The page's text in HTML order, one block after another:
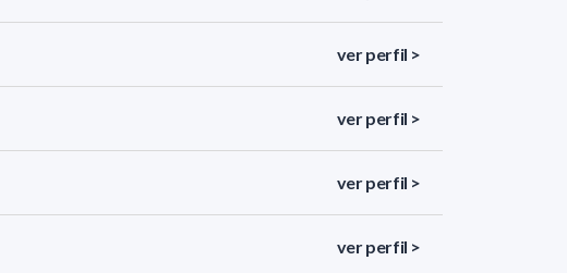
ver perfil >
ver perfil >
ver perfil >
ver perfil >